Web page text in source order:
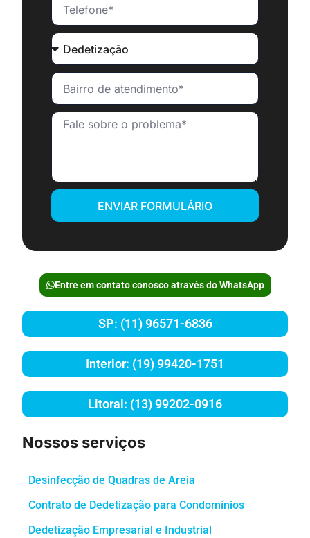
ENVIAR FORMULÁRIO
Entre em contato conosco através do WhatsApp
SP: (11) 96571-6836
Interior: (19) 99420-1751
Litoral: (13) 99202-0916
Nossos serviços
Desinfecção de Quadras de Areia
Contrato de Dedetização para Condomínios
Dedetização Empresarial e Industrial